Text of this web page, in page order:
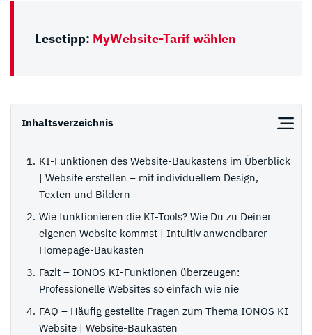
Lesetipp: MyWebsite-Tarif wählen
Inhaltsverzeichnis
KI-Funktionen des Website-Baukastens im Überblick
| Website erstellen – mit individuellem Design,
Texten und Bildern
Wie funktionieren die KI-Tools? Wie Du zu Deiner
eigenen Website kommst | Intuitiv anwendbarer
Homepage-Baukasten
Fazit – IONOS KI-Funktionen überzeugen:
Professionelle Websites so einfach wie nie
FAQ – Häufig gestellte Fragen zum Thema IONOS KI
Website | Website-Baukasten